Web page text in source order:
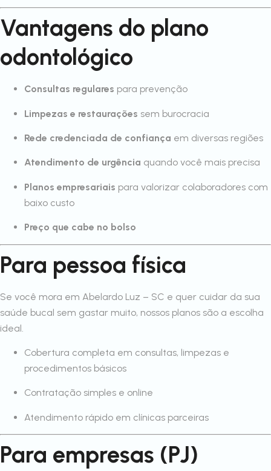
Vantagens do plano
odontológico
Consultas regulares para prevenção
Limpezas e restaurações sem burocracia
Rede credenciada de confiança em diversas regiões
Atendimento de urgência quando você mais precisa
Planos empresariais para valorizar colaboradores com
baixo custo
Preço que cabe no bolso
Para pessoa física
Se você mora em Abelardo Luz – SC e quer cuidar da sua
saúde bucal sem gastar muito, nossos planos são a escolha
ideal.
Cobertura completa em consultas, limpezas e
procedimentos básicos
Contratação simples e online
Atendimento rápido em clínicas parceiras
Para empresas (PJ)